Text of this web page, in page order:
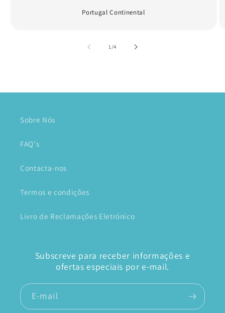
Portugal Continental
1/de
4
Sobre Nós
FAQ's
Contacta-nos
Termos e condições
Livro de Reclamações Eletrónico
Subscreve para receber informações e
ofertas especiais por e-mail.
E-mail